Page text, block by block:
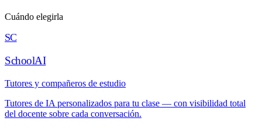
Cuándo elegirla
SC
SchoolAI
Tutores y compañeros de estudio
Tutores de IA personalizados para tu clase — con visibilidad total
del docente sobre cada conversación.